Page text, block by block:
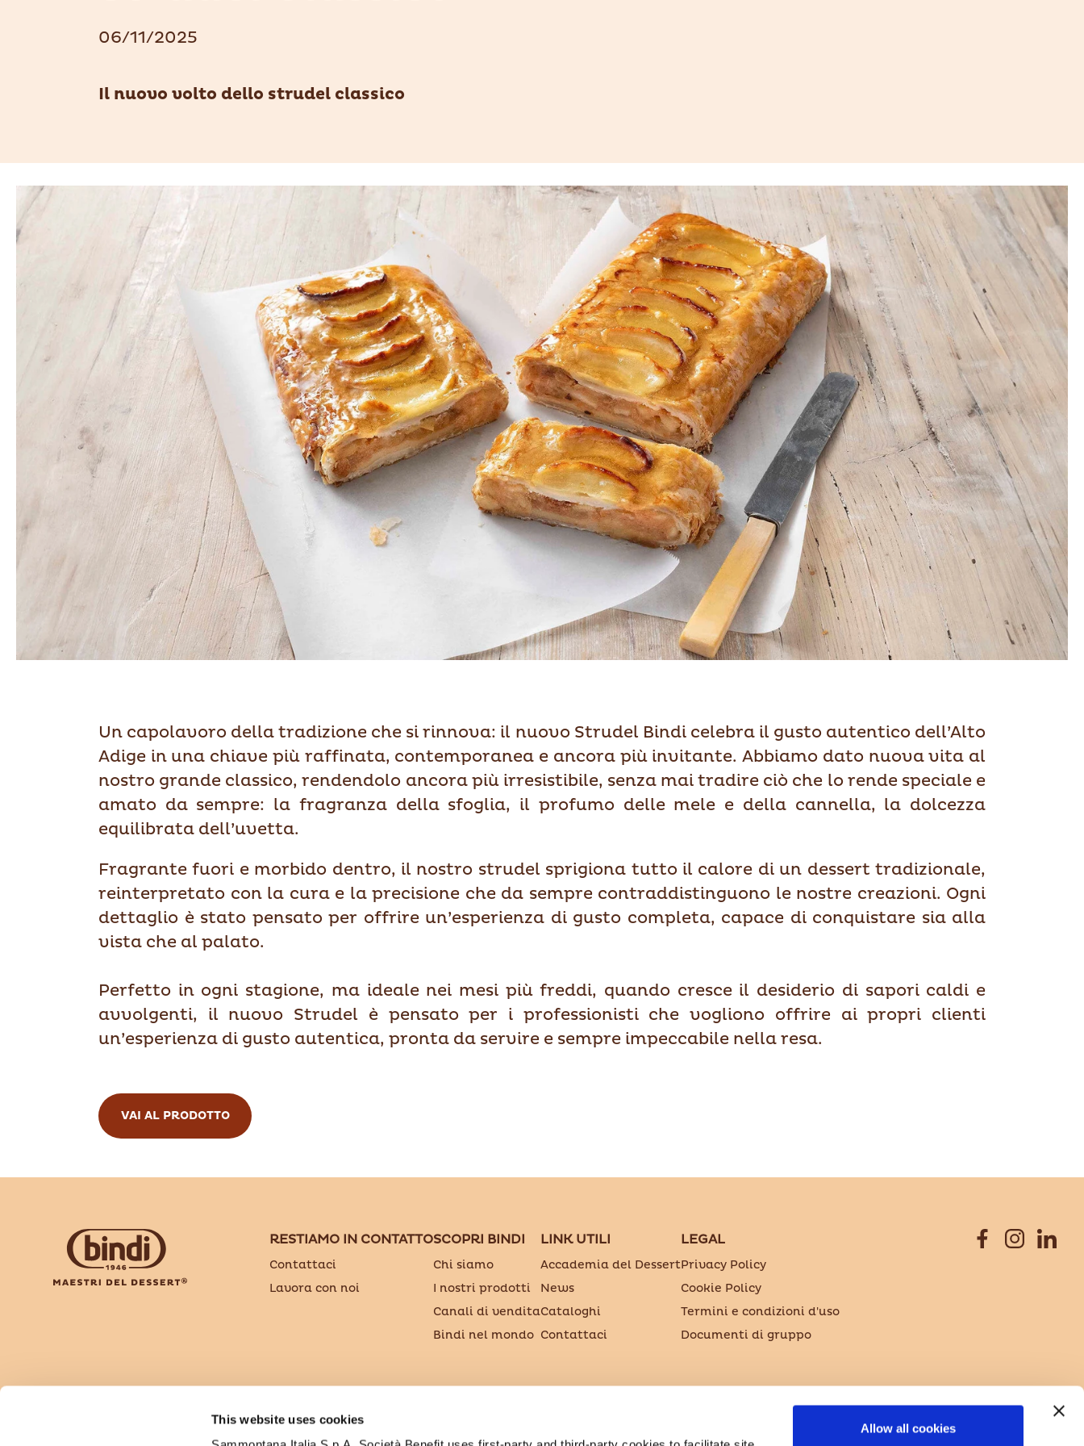
This website uses cookies
Allow all cookies
06/11/2025
Il nuovo volto dello strudel classico
Un capolavoro della tradizione che si rinnova: il nuovo Strudel Bindi celebra il gusto autentico dell’Alto
Adige in una chiave più raffinata, contemporanea e ancora più invitante. Abbiamo dato nuova vita al
nostro grande classico, rendendolo ancora più irresistibile, senza mai tradire ciò che lo rende speciale e
amato da sempre: la fragranza della sfoglia, il profumo delle mele e della cannella, la dolcezza
equilibrata dell’uvetta.
Fragrante fuori e morbido dentro, il nostro strudel sprigiona tutto il calore di un dessert tradizionale,
reinterpretato con la cura e la precisione che da sempre contraddistinguono le nostre creazioni. Ogni
dettaglio è stato pensato per offrire un’esperienza di gusto completa, capace di conquistare sia alla
vista che al palato.
Perfetto in ogni stagione, ma ideale nei mesi più freddi, quando cresce il desiderio di sapori caldi e
avvolgenti, il nuovo Strudel è pensato per i professionisti che vogliono offrire ai propri clienti
un’esperienza di gusto autentica, pronta da servire e sempre impeccabile nella resa.
VAI AL PRODOTTO
RESTIAMO IN CONTATTO
Contattaci
Lavora con noi
SCOPRI BINDI
Chi siamo
I nostri prodotti
Canali di vendita
Bindi nel mondo
LINK UTILI
Accademia del Dessert
News
Cataloghi
Contattaci
LEGAL
Privacy Policy
Cookie Policy
Termini e condizioni d'uso
Documenti di gruppo
Bindi Dessert è un brand di Sammontana Italia S.p.A. Società Benefit